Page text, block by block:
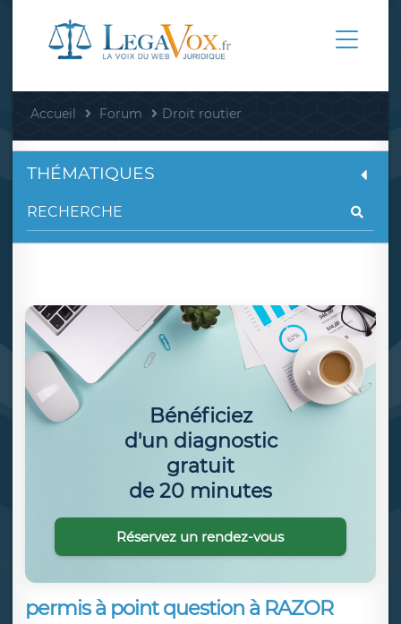
Accueil Forum Droit routier
permis à point question à RAZOR
THÉMATIQUES
Bénéficiez
d'un diagnostic
gratuit
de 20 minutes
Réservez un rendez-vous